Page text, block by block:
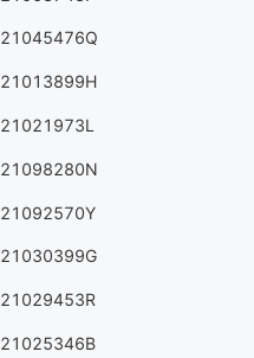
21045476Q
21013899H
21021973L
21098280N
21092570Y
21030399G
21029453R
21025346B